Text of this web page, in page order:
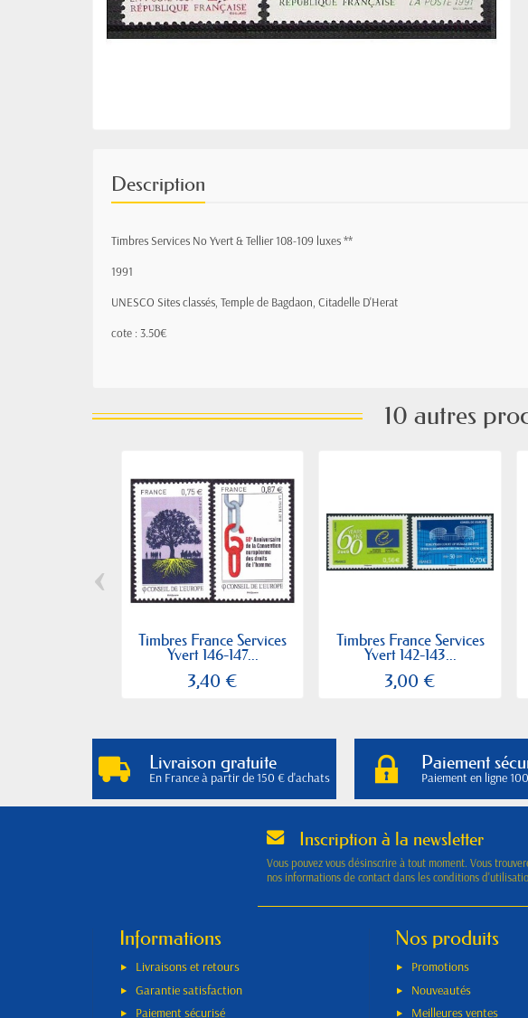
Description
Timbres Services No Yvert & Tellier 108-109 luxes **
1991
UNESCO Sites classés, Temple de Bagdaon, Citadelle D'Herat
cote : 3.50€
10 autres
Timbres France Services
Yvert 146-147...
3,40 €
Timbres France Services
Yvert 142-143...
3,00 €
‹
Livraison gratuite
En France à partir de 150 € d'achats
Paiement
Paiement en ligne
Inscription à la newsletter
Vous pouvez vous désinscrire à tout moment. Vous
nos informations de contact dans les conditions
Informations
Livraisons et retours
Garantie satisfaction
Paiement sécurisé
Nos produits
Promotions
Nouveautés
Meilleures ventes